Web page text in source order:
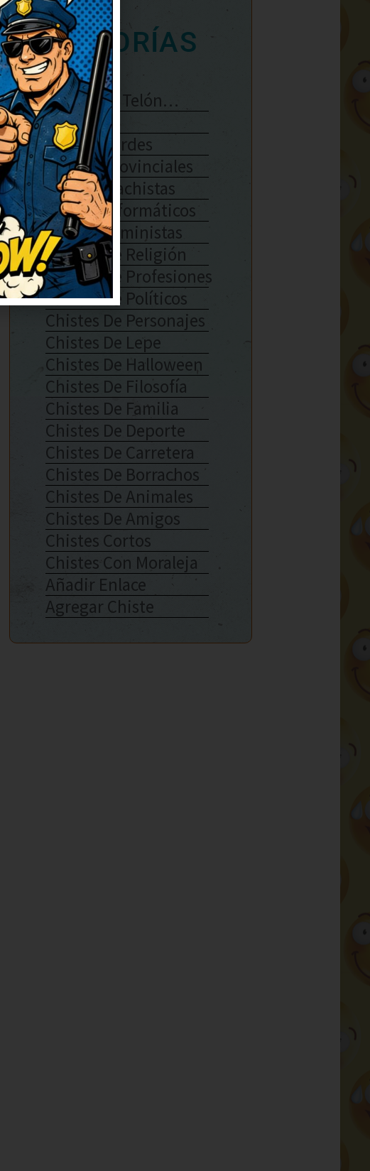
CATEGORÍAS
Se Abre El Telón…
Enlaces
Chistes Verdes
Chistes Provinciales
Chistes Machistas
Chistes Informáticos
Chistes Feministas
Chistes De Religión
Chistes De Profesiones
Chistes De Políticos
Chistes De Personajes
Chistes De Lepe
Chistes De Halloween
Chistes De Filosofía
Chistes De Familia
Chistes De Deporte
Chistes De Carretera
Chistes De Borrachos
Chistes De Animales
Chistes De Amigos
Chistes Cortos
Chistes Con Moraleja
Añadir Enlace
Agregar Chiste